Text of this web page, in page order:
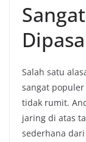
Salah satu
sangat
tidak rumit.
jaring di atas
sederhana